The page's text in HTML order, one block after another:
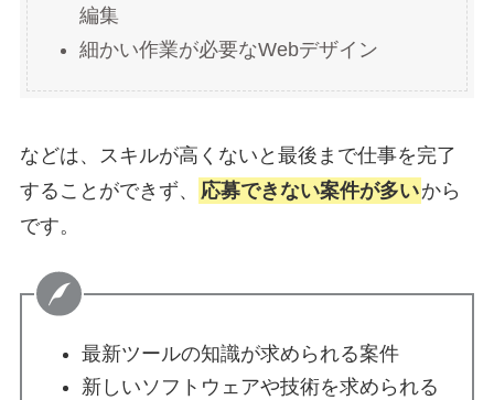
編集
細かい作業が必要なWebデザイン
などは、スキルが高くないと最後まで仕事を完了
することができず、
応募できない案件が多いから
です。
最新ツールの知識が求められる案件
新しいソフトウェアや技術を求められる